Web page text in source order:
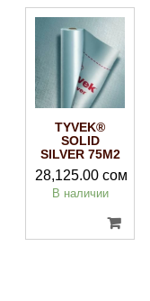
TYVEK®
SOLID
SILVER 75М2
28,125.00 сом
В наличии